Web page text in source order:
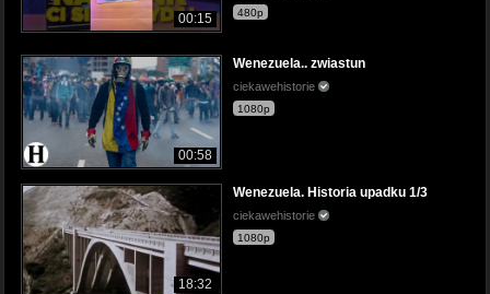
00:15 480p
00:58
Wenezuela.. zwiastun
ciekawehistorie
1080p
18:32
Wenezuela. Historia upadku 1/3
ciekawehistorie
1080p